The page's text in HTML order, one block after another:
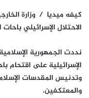
كيفه ميديا / وزارة
الاحتلال الإسرائيلي
نددت الجمهورية
الإسرائيلية على اقتحام
وتدنيس المقدسات
والمعتكفين.